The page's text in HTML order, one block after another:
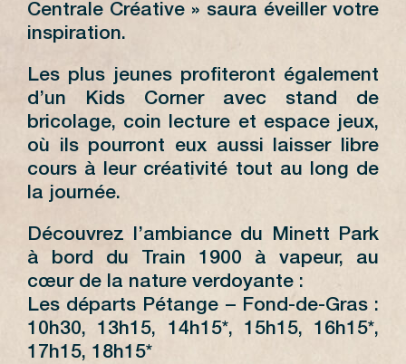
Centrale Créative » saura éveiller votre
inspiration.
Les plus jeunes profiteront également
d’un Kids Corner avec stand de
bricolage, coin lecture et espace jeux,
où ils pourront eux aussi laisser libre
cours à leur créativité tout au long de
la journée.
Découvrez l’ambiance du Minett Park
à bord du Train 1900 à vapeur, au
cœur de la nature verdoyante :
Les départs Pétange – Fond-de-Gras :
10h30, 13h15, 14h15*, 15h15, 16h15*,
17h15, 18h15*